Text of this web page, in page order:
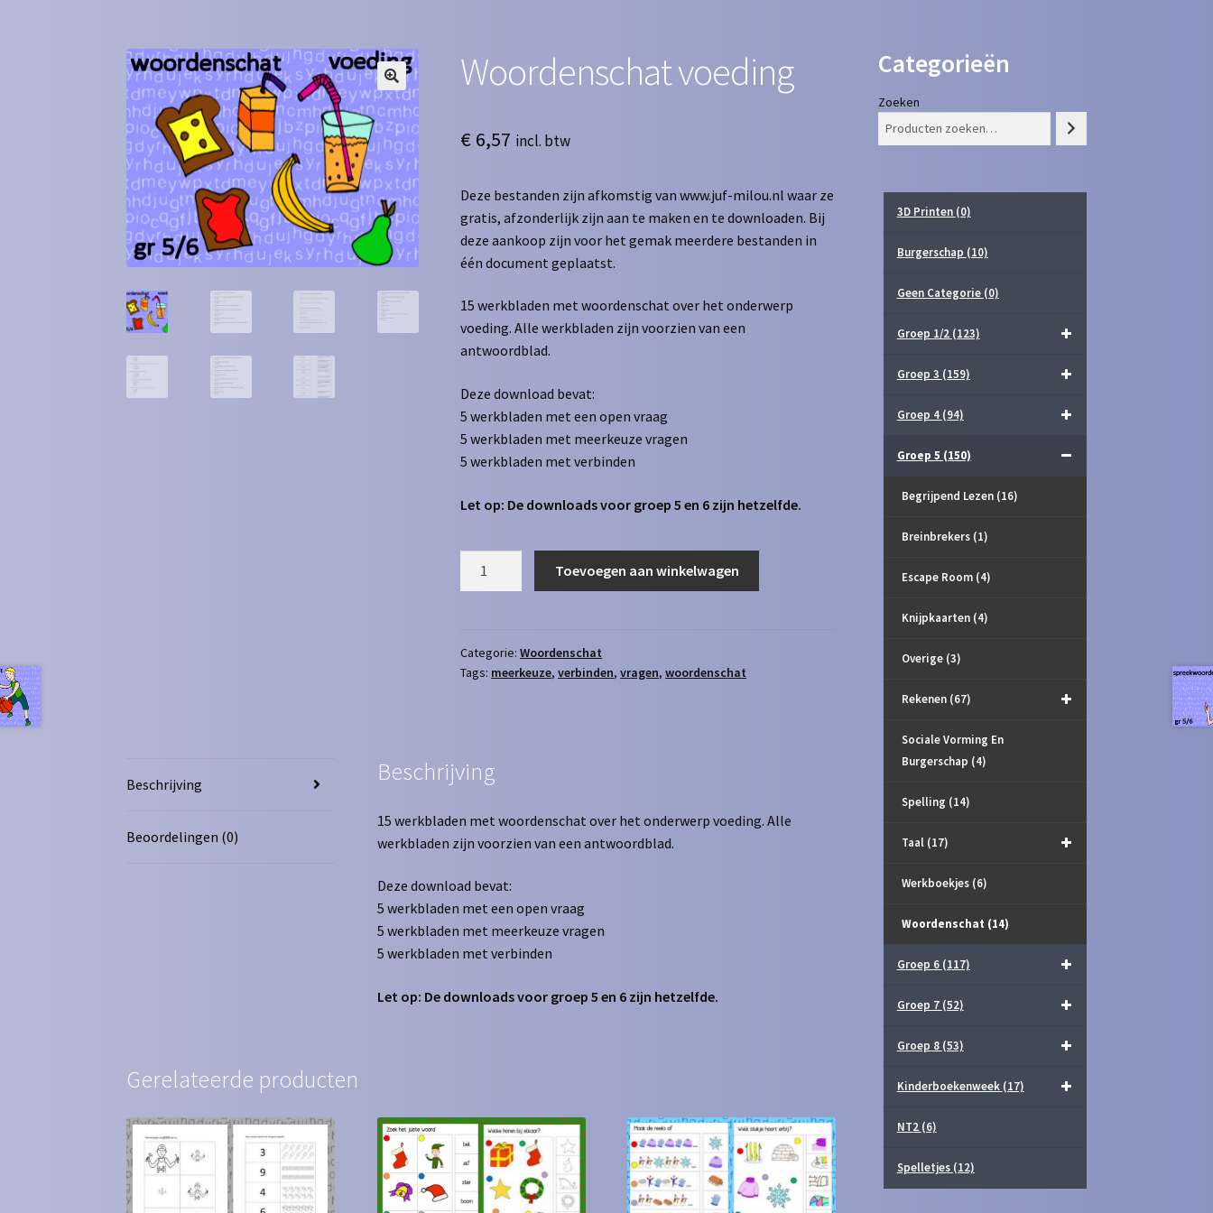
Woordenschat voeding
€ 6,57 incl. btw
Deze bestanden zijn afkomstig van www.juf-milou.nl waar ze
gratis, afzonderlijk zijn aan te maken en te downloaden. Bij
deze aankoop zijn voor het gemak meerdere bestanden in
één document geplaatst.
15 werkbladen met woordenschat over het onderwerp
voeding. Alle werkbladen zijn voorzien van een
antwoordblad.
Deze download bevat:
5 werkbladen met een open vraag
5 werkbladen met meerkeuze vragen
5 werkbladen met verbinden
Let op: De downloads voor groep 5 en 6 zijn hetzelfde.
Toevoegen aan winkelwagen
Categorie:Woordenschat
Tags: meerkeuze,verbinden,vragen,woordenschat
Beschrijving
Beoordelingen (0)
Beschrijving
15 werkbladen met woordenschat over het onderwerp voeding. Alle
werkbladen zijn voorzien van een antwoordblad.
Deze download bevat:
5 werkbladen met een open vraag
5 werkbladen met meerkeuze vragen
5 werkbladen met verbinden
Let op: De downloads voor groep 5 en 6 zijn hetzelfde.
Gerelateerde producten
Categorieën
Zoeken
3D Printen (0)
Burgerschap (10)
Geen Categorie (0)
Groep 1/2 (123)
Groep 3 (159)
Groep 4 (94)
Groep 5 (150)
Begrijpend Lezen (16)
Breinbrekers (1)
Escape Room (4)
Knijpkaarten (4)
Overige (3)
Rekenen (67)
Sociale Vorming En
Burgerschap (4)
Spelling (14)
Taal (17)
Werkboekjes (6)
Woordenschat (14)
Groep 6 (117)
Groep 7 (52)
Groep 8 (53)
Kinderboekenweek (17)
NT2 (6)
Spelletjes (12)